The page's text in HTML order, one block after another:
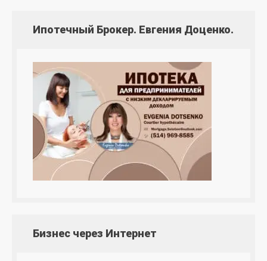
Ипотечный Брокер. Евгения Доценко.
Бизнес через Интернет